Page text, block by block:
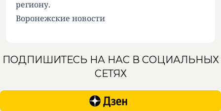
региону.
Воронежские новости
ПОДПИШИТЕСЬ НА НАС В СОЦИАЛЬНЫХ
СЕТЯХ